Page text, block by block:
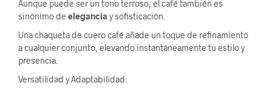
Aunque puede ser un tono terroso, el café también es
sinónimo de elegancia y sofisticación.
Una chaqueta de cuero café añade un toque de refinamiento
a cualquier conjunto, elevando instantáneamente tu estilo y
presencia.
Versatilidad y Adaptabilidad: